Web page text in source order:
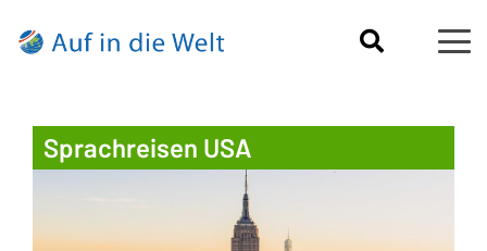
Sprachreisen USA